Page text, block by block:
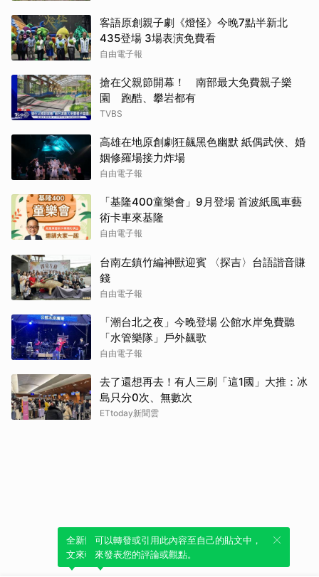
客語原創親子劇《燈怪》今晚7點半新北
435登場 3場表演免費看
自由電子報
搶在父親節開幕！ 南部最大免費親子樂
園 跑酷、攀岩都有
TVBS
高雄在地原創劇狂飆黑色幽默 紙偶武俠、婚
姻修羅場接力炸場
自由電子報
「基隆400童樂會」9月登場 首波紙風車藝
術卡車來基隆
自由電子報
台南左鎮竹編神獸迎賓 〈探吉〉台語諧音賺
錢
自由電子報
「潮台北之夜」今晚登場 公館水岸免費聽
「水管樂隊」戶外飆歌
自由電子報
去了還想再去！有人三刷「這1國」大推：冰
島只分0次、無數次
ETtoday新聞雲
全新體驗！一鍵引用此內容，透過發布貼
文來輕鬆表達個人立場。
可以轉發或引用此內容至自己的貼文中，
來發表您的評論或觀點。